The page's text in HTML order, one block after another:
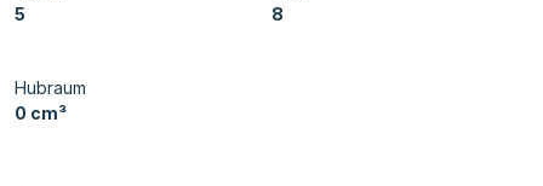
5
8
Hubraum
0 cm³